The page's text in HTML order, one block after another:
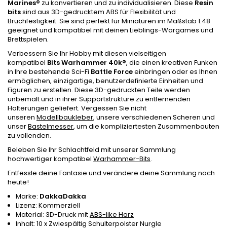
Marines® zu konvertieren und zu individualisieren. Diese Resin
bitssind aus 3D-gedrucktem ABS für Flexibilität und
Bruchfestigkeit. Sie sind perfekt für Miniaturen im Maßstab 1:48
geeignet und kompatibel mit deinen Lieblings-Wargames und
Brettspielen.
Verbessern Sie Ihr Hobby mit diesen vielseitigen
kompatibel Bits Warhammer 40k®, die einen kreativen Funken
in Ihre bestehende Sci-Fi Battle Forceeinbringen oder es Ihnen
ermöglichen, einzigartige, benutzerdefinierte Einheiten und
Figuren zu erstellen. Diese 3D-gedruckten Teile werden
unbemalt und in ihrer Supportstrukture zu entfernenden
Halterungen geliefert. Vergessen Sie nicht
unseren Modellbaukleber, unsere verschiedenen Scheren und
unserBastelmesser, um die kompliziertesten Zusammenbauten
zu vollenden.
Beleben Sie Ihr Schlachtfeld mit unserer Sammlung
hochwertiger kompatibel Warhammer-Bits.
Entfessle deine Fantasie und verändere deine Sammlung noch
heute!
Marke: DakkaDakka
Lizenz: Kommerziell
Material: 3D-Druck mitABS-like Harz
Inhalt: 10 x Zwiespältig Schulterpolster Nurgle